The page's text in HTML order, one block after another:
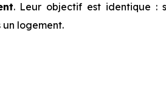
. Leur objectif est identique :
logement.